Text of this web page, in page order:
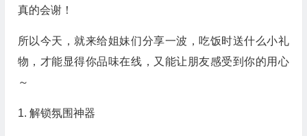
真的会谢！
所以今天，就来给姐妹们分享一波，吃饭时送什么小礼
物，才能显得你品味在线，又能让朋友感受到你的用心
～
1. 解锁氛围神器